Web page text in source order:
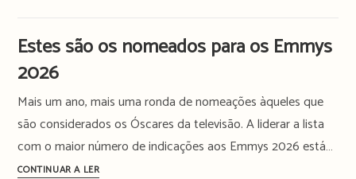
actores
papéis
relevantes
na
TV
Estes são os nomeados para os Emmys
2026
Mais um ano, mais uma ronda de nomeações àqueles que
são considerados os Óscares da televisão. A liderar a lista
com o maior número de indicações aos Emmys 2026 está…
CONTINUAR A LEREstes